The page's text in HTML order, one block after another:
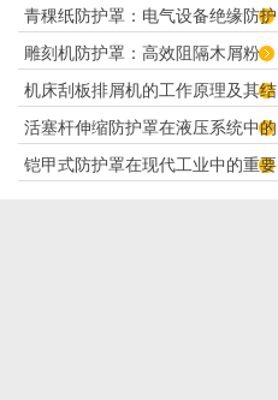
青稞纸防护罩：电气设备绝缘防护
专用方案
雕刻机防护罩：高效阻隔木屑粉
尘，守护设备精度与安全
机床刮板排屑机的工作原理及其结
构分析
活塞杆伸缩防护罩在液压系统中的
应用
铠甲式防护罩在现代工业中的重要